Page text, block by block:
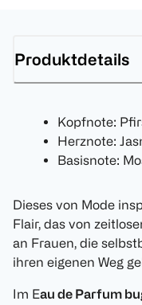
Produktdetails
Kopfnote:
Herznote:
Basisnote:
Dieses von Mode
Flair, das von
an Frauen, die
ihren eigenen Weg
Im Eau de Parfum